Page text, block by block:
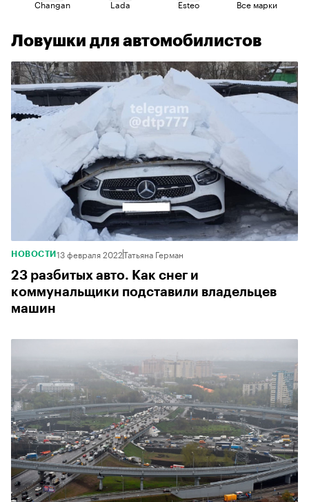
Changan Lada Esteo
Volga
Voyah
Все марки
Ловушки для автомобилистов
НОВОСТИ 13 февраля 2022Татьяна Герман
23 разбитых авто. Как снег и
коммунальщики подставили владельцев
машин